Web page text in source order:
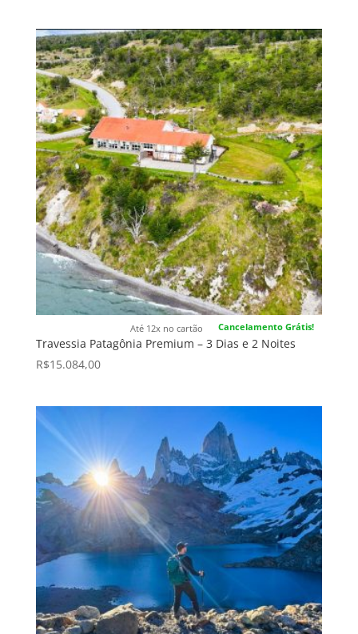
Até 12x no cartão Cancelamento Grátis!
Travessia Patagônia Premium – 3 Dias e 2 Noites
R$15.084,00